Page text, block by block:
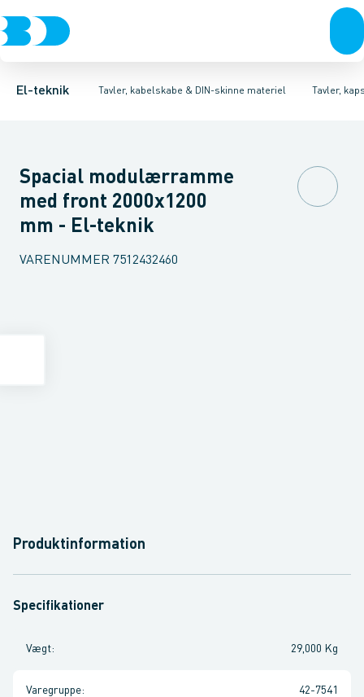
El-teknik Tavler, kabelskabe & DIN-skinne materiel
Afbrydere, stikkontakter & lampeudtagForgreningsmateriel
Tavler,
Tavler, kapsling og rackskabe Fordelings-/byggepladstavler
Ventilationsplade (indkapsling/skab)Dækplade / mærkeplade
Spacial modulærramme
med front 2000x1200
mm - El-teknik
VARENUMMER 7512432460
Produktinformation
Specifikationer
Vægt: 29,000 Kg
Varegruppe: 42-7541